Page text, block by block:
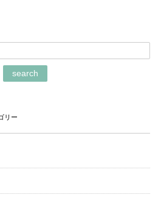
search
リー